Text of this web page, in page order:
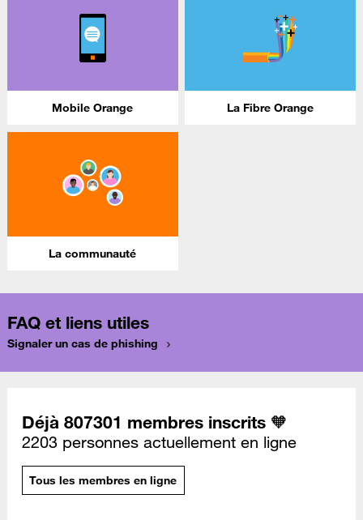
Mobile Orange La Fibre Orange
La communauté
FAQ et liens utiles
Signaler un cas de phishing
Déjà 807301 membres inscrits 🧡
2203 personnes actuellement en ligne
Tous les membres en ligne